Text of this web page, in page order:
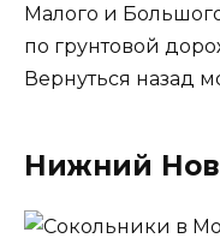
Малого и
по грунтовой
Вернуться назад
Нижний